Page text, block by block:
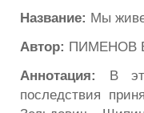
Название: Мы
Автор: ПИМЕНОВ
Аннотация: В
последствия